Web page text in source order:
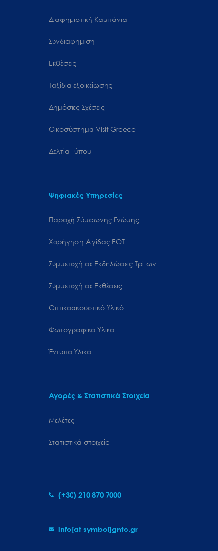
Διαφημιστική Καμπάνια
Συνδιαφήμιση
Εκθέσεις
Ταξίδια εξοικείωσης
Δημόσιες Σχέσεις
Oικοσύστημα Visit Greece
Δελτία Τύπου
Ψηφιακές Υπηρεσίες
Παροχή Σύμφωνης Γνώμης
Χορήγηση Αιγίδας ΕΟΤ
Συμμετοχή σε Εκδηλώσεις Τρίτων
Συμμετοχή σε Εκθέσεις
Οπτικοακουστικό Υλικό
Φωτογραφικό Υλικό
Έντυπο Υλικό
Αγορές & Στατιστικά Στοιχεία
Μελέτες
Στατιστικά στοιχεία
(+30) 210 870 7000
info[at symbol]gnto.gr